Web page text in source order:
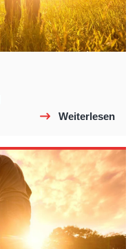
Weiterlesen